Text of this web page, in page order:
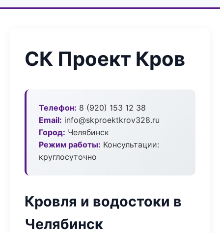
СК Проект Кров
Телефон: 8 (920) 153 12 38
Email: info@skproektkrov328.ru
Город: Челябинск
Режим работы: Консультации:
круглосуточно
Кровля и водостоки в
Челябинск